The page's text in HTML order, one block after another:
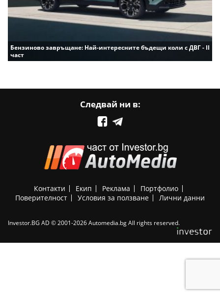
Бензиново завръщане: Най-интересните бъдещи коли с ДВГ - II
част
Следвай ни в:
Контакти Екип Реклама
Портфолио
Поверителност
Условия за ползване Лични данни
Investor.BG AD © 2001-2026 Automedia.bg All rights reserved.